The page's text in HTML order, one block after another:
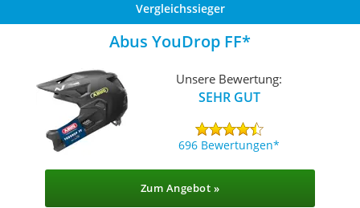
Vergleichssieger
Abus YouDrop FF
Unsere Bewertung:
SEHR GUT
696 Bewertungen
Zum Angebot »